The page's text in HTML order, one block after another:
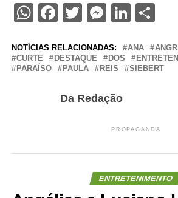
WhatsApp
Facebook
Twitter
NOTÍCIAS RELACIONADAS: ANA
CURTE
DESTAQUE DOS
PARAÍSO
PAULA REIS SIEBERT
Da Redação
PROPAGANDA
ENTRETENIMENTO